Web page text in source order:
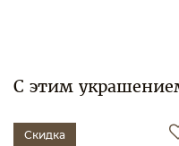
С этим
Скидка